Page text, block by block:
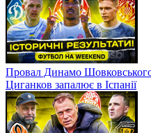
Провал Динамо
Циганков запалює в Іспанії